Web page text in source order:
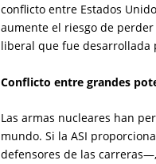
conflicto entre Estados
aumente el riesgo de
liberal que fue desarrollada
Conflicto entre grandes
Las armas nucleares han
mundo. Si la ASI
defensores de las